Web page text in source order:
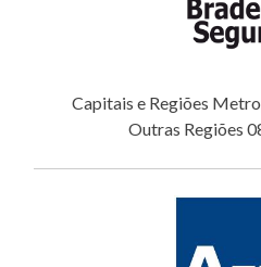
Capitais e Regiões
Outras Regiões